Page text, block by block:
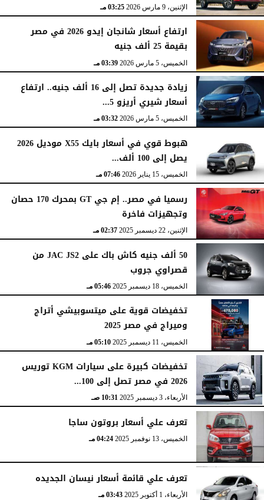
الإثنين، 9 مارس 2026 03:25 مـ
ارتفاع أسعار شانجان إيدو 2026 في مصر
بقيمة 25 ألف جنيه
الخميس، 5 مارس 2026 03:39 مـ
زيادة جديدة تصل إلى 16 ألف جنيه.. ارتفاع
أسعار شيري أريزو 5...
الخميس، 5 مارس 2026 03:32 مـ
هبوط قوي في أسعار بايك X55 موديل 2026
يصل إلى 100 ألف...
الخميس، 15 يناير 2026 07:46 مـ
رسميا في مصر.. إم جي GT بمحرك 170 حصان
وتجهيزات فاخرة
الإثنين، 22 ديسمبر 2025 02:37 مـ
50 ألف جنيه كاش باك على JAC JS2 من
قصراوي جروب
الخميس، 18 ديسمبر 2025 05:46 مـ
تخفيضات قوية على ميتسوبيشي أتراج
وميراج في مصر 2025
الخميس، 11 ديسمبر 2025 05:10 مـ
تخفيضات كبيرة على سيارات KGM توريس
2026 في مصر تصل إلى 100...
الأربعاء، 3 ديسمبر 2025 10:31 صـ
تعرف علي أسعار بروتون ساجا
الخميس، 13 نوفمبر 2025 04:24 مـ
تعرف علي قائمة أسعار نيسان الجديده
الأربعاء، 1 أكتوبر 2025 03:43 مـ